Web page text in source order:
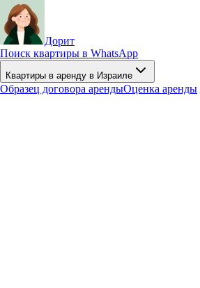
Дорит
Поиск квартиры в WhatsApp
Квартиры в аренду в Израиле
Образец договора арендыОценка аренды